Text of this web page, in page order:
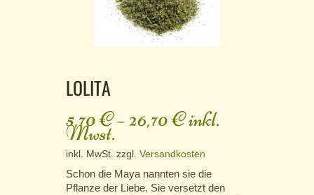
LOLITA
5,70€–26,70€inkl.
Mwst.
inkl. MwSt. zzgl. Versandkosten
Schon die Maya nannten sie die
Pflanze der Liebe. Sie versetzt den